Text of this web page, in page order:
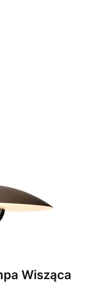
Wisząca